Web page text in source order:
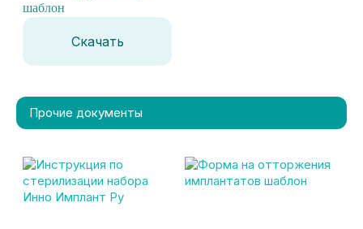
шаблон
Скачать
Прочие документы